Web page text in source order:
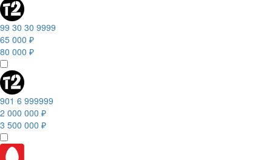
99 30 30 9999
65 000 ₽
80 000 ₽
901 6 999999
2 000 000 ₽
3 500 000 ₽